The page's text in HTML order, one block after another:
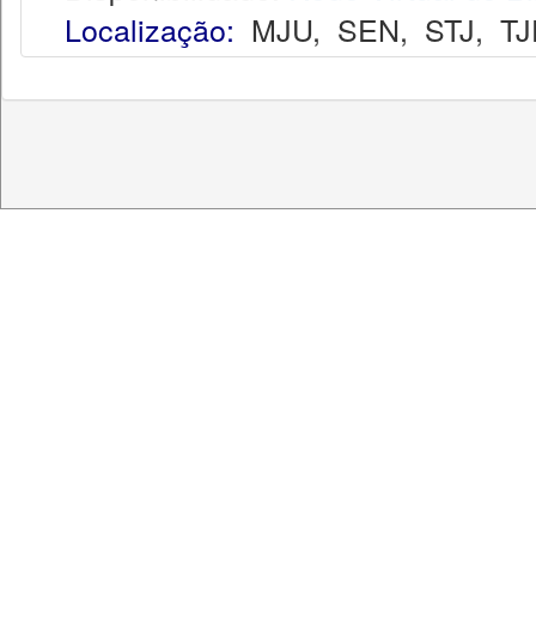
Localização: MJU, SEN, STJ,